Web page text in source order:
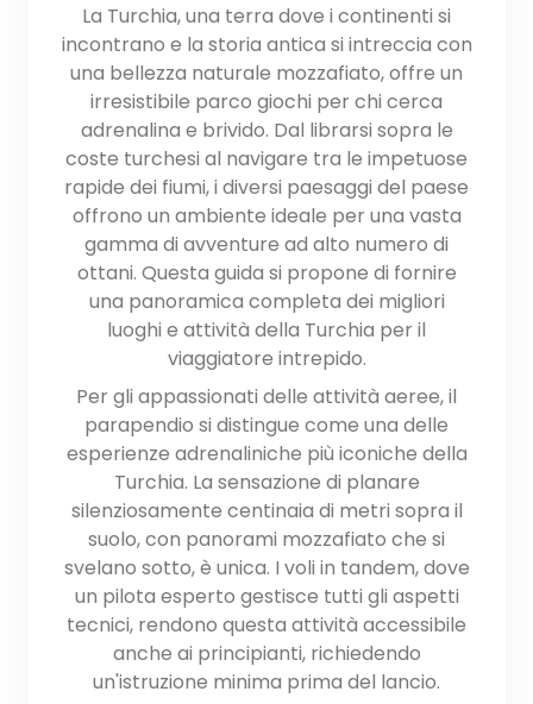
La Turchia, una terra dove i continenti si
incontrano e la storia antica si intreccia con
una bellezza naturale mozzafiato, offre un
irresistibile parco giochi per chi cerca
adrenalina e brivido. Dal librarsi sopra le
coste turchesi al navigare tra le impetuose
rapide dei fiumi, i diversi paesaggi del paese
offrono un ambiente ideale per una vasta
gamma di avventure ad alto numero di
ottani. Questa guida si propone di fornire
una panoramica completa dei migliori
luoghi e attività della Turchia per il
viaggiatore intrepido.
Per gli appassionati delle attività aeree, il
parapendio si distingue come una delle
esperienze adrenaliniche più iconiche della
Turchia. La sensazione di planare
silenziosamente centinaia di metri sopra il
suolo, con panorami mozzafiato che si
svelano sotto, è unica. I voli in tandem, dove
un pilota esperto gestisce tutti gli aspetti
tecnici, rendono questa attività accessibile
anche ai principianti, richiedendo
un'istruzione minima prima del lancio.